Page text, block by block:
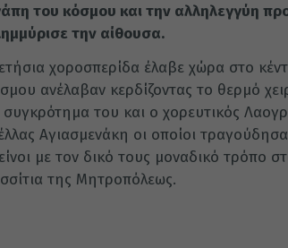
του κόσμου και την αλληλεγγύη
την αίθουσα.
χοροσπερίδα έλαβε χώρα στο
ανέλαβαν κερδίζοντας το θερμό
του και ο χορευτικός
Αγιασμενάκη οι οποίοι
με τον δικό τους μοναδικό τρόπο
της Μητροπόλεως.